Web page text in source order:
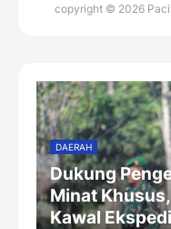
copyright © 2026
DAERAH
Dukung
Minat
Kawal